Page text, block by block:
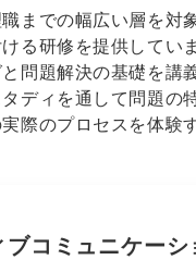
までの幅広い層を対
る研修を提供してい
問題解決の基礎を講
ディを通して問題の
際のプロセスを体験
ブコミュニケー